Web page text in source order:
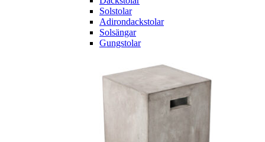
Solstolar
Adirondackstolar
Solsängar
Gungstolar